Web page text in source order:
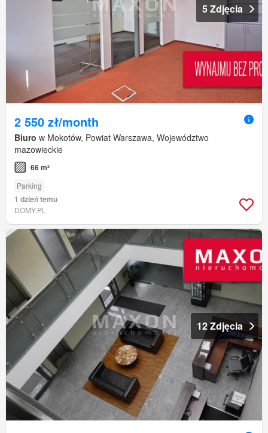
5 Zdjęcia
2 550 zł/month
Biuro w Mokotów, Powiat Warszawa, Województwo
mazowieckie
66 m²
Parking
1 dzień temu
DOMY.PL
12 Zdjęcia